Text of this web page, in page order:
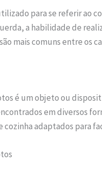
para se referir ao
a habilidade de
mais comuns entre os
é um objeto ou
em diversos
adaptados para